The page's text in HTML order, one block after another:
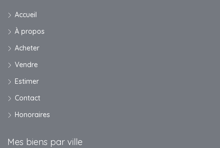
Accueil
À propos
Acheter
Vendre
Estimer
Contact
Honoraires
Mes biens par ville